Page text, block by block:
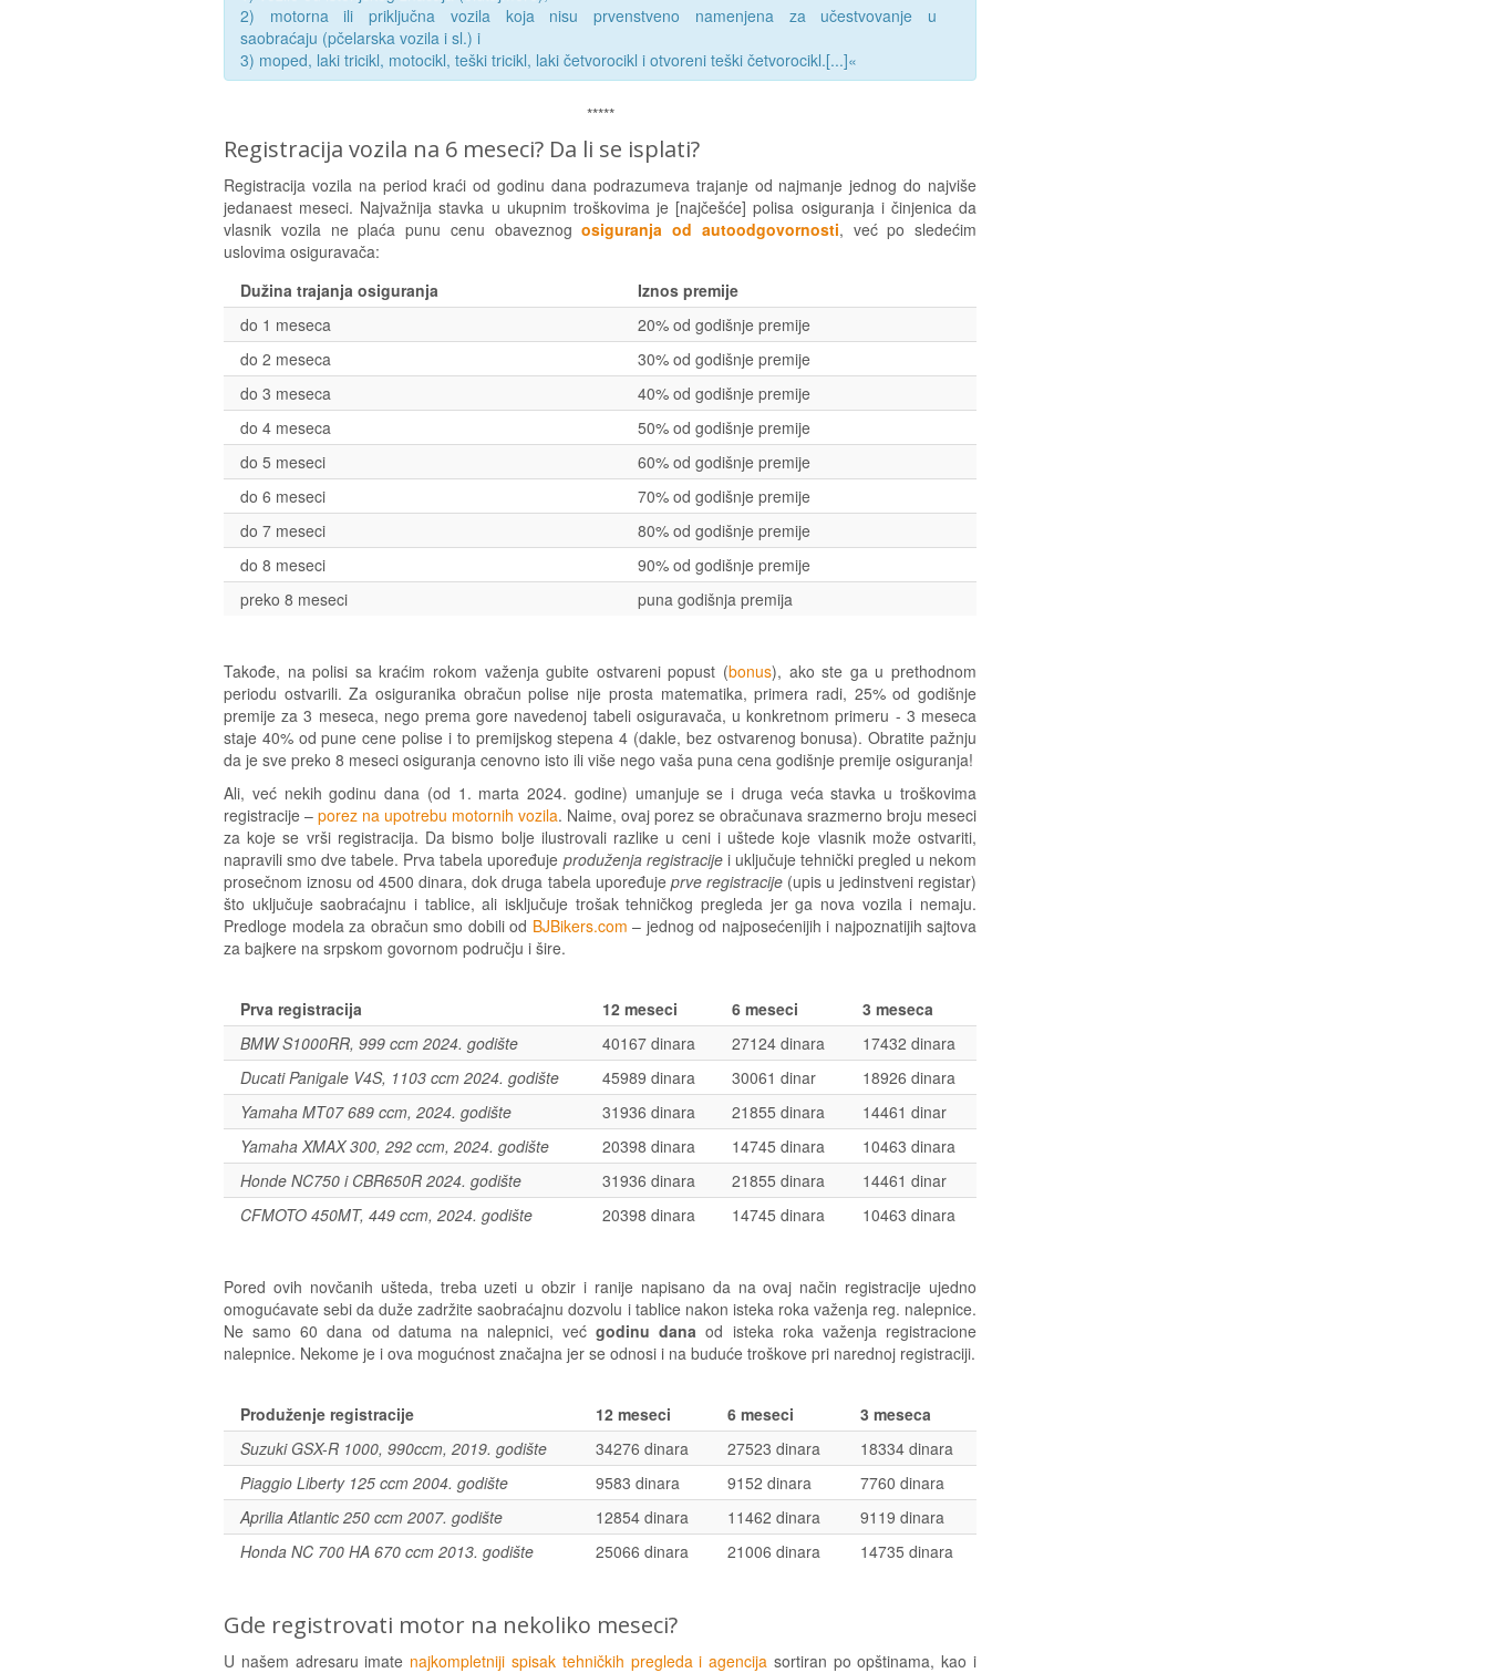
2) motorna ili priključna vozila koja nisu prvenstveno namenjena za učestvovanje u
saobraćaju (pčelarska vozila i sl.) i
3) moped, laki tricikl, motocikl, teški tricikl, laki četvorocikl i otvoreni teški četvorocikl.[...]«
*****
Registracija vozila na 6 meseci? Da li se isplati?
Registracija vozila na period kraći od godinu dana podrazumeva trajanje od najmanje jednog do najviše
jedanaest meseci. Najvažnija stavka u ukupnim troškovima je [najčešće] polisa osiguranja i činjenica da
vlasnik vozila ne plaća punu cenu obaveznogosiguranja od autoodgovornosti, već po sledećim
uslovima osiguravača:
Dužina trajanja osiguranja
Iznos premije
do 1 meseca
20% od godišnje premije
do 2 meseca
30% od godišnje premije
do 3 meseca
40% od godišnje premije
do 4 meseca
50% od godišnje premije
do 5 meseci
60% od godišnje premije
do 6 meseci
70% od godišnje premije
do 7 meseci
80% od godišnje premije
do 8 meseci
90% od godišnje premije
preko 8 meseci
puna godišnja premija
Takođe, na polisi sa kraćim rokom važenja gubite ostvareni popust (bonus), ako ste ga u prethodnom
periodu ostvarili. Za osiguranika obračun polise nije prosta matematika, primera radi, 25% od godišnje
premije za 3 meseca, nego prema gore navedenoj tabeli osiguravača, u konkretnom primeru - 3 meseca
staje 40% od pune cene polise i to premijskog stepena 4 (dakle, bez ostvarenog bonusa). Obratite pažnju
da je sve preko 8 meseci osiguranja cenovno isto ili više nego vaša puna cena godišnje premije osiguranja!
Ali, već nekih godinu dana (od 1. marta 2024. godine) umanjuje se i druga veća stavka u troškovima
registracije – porez na upotrebu motornih vozila. Naime, ovaj porez se obračunava srazmerno broju meseci
za koje se vrši registracija. Da bismo bolje ilustrovali razlike u ceni i uštede koje vlasnik može ostvariti,
napravili smo dve tabele. Prva tabela upoređuje produženja registracijei uključuje tehnički pregled u nekom
prosečnom iznosu od 4500 dinara, dok druga tabela upoređuje prve registracije(upis u jedinstveni registar)
što uključuje saobraćajnu i tablice, ali isključuje trošak tehničkog pregleda jer ga nova vozila i nemaju.
Predloge modela za obračun smo dobili od BJBikers.com – jednog od najposećenijih i najpoznatijih sajtova
za bajkere na srpskom govornom području i šire.
Prva registracija 12 meseci 6 meseci
3 meseca
BMW S1000RR, 999 ccm 2024. godište
40167 dinara 27124 dinara
17432 dinara
Ducati Panigale V4S, 1103 ccm 2024. godište
45989 dinara 30061 dinar
18926 dinara
Yamaha MT07 689 ccm, 2024. godište
31936 dinara 21855 dinara
14461 dinar
Yamaha XMAX 300, 292 ccm, 2024. godište
20398 dinara 14745 dinara
10463 dinara
Honde NC750 i CBR650R 2024. godište
31936 dinara 21855 dinara
14461 dinar
CFMOTO 450MT, 449 ccm, 2024. godište
20398 dinara 14745 dinara 10463 dinara
Pored ovih novčanih ušteda, treba uzeti u obzir i ranije napisano da na ovaj način registracije ujedno
omogućavate sebi da duže zadržite saobraćajnu dozvolu i tablice nakon isteka roka važenja reg. nalepnice.
Ne samo 60 dana od datuma na nalepnici, većgodinu dana od isteka roka važenja registracione
nalepnice. Nekome je i ova mogućnost značajna jer se odnosi i na buduće troškove pri narednoj registraciji.
Produženje registracije 12 meseci 6 meseci
3 meseca
Suzuki GSX-R 1000, 990ccm, 2019. godište
34276 dinara 27523 dinara
18334 dinara
Piaggio Liberty 125 ccm 2004. godište
9583 dinara 9152 dinara
7760 dinara
Aprilia Atlantic 250 ccm 2007. godište
12854 dinara 11462 dinara
9119 dinara
Honda NC 700 HA 670 ccm 2013. godište
25066 dinara 21006 dinara 14735 dinara
Gde registrovati motor na nekoliko meseci?
U našem adresaru imate najkompletniji spisak tehničkih pregleda i agencija sortiran po opštinama, kao i